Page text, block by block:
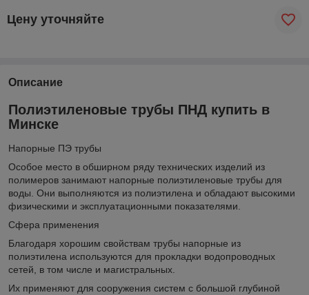
Цену уточняйте
Описание
Полиэтиленовые трубы ПНД купить в
Минске
Напорные ПЭ трубы
Особое место в обширном ряду технических изделий из
полимеров занимают напорные полиэтиленовые трубы для
воды. Они выполняются из полиэтилена и обладают высокими
физическими и эксплуатационными показателями.
Сфера применения
Благодаря хорошим свойствам трубы напорные из
полиэтилена используются для прокладки водопроводных
сетей, в том числе и магистральных.
Их применяют для сооружения систем с большой глубиной